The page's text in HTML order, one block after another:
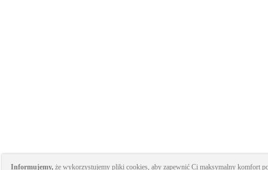
Informujemy,że wykorzystujemy pliki cookies, aby zapewnić Ci maksymalny komfort